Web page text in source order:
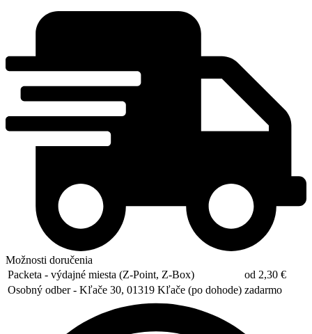
Možnosti doručenia
Packeta - výdajné miesta (Z-Point, Z-Box)
od 2,30 €
Osobný odber - Kľače 30, 01319 Kľače (po dohode) zadarmo